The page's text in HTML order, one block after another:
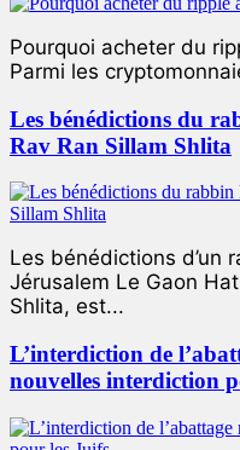
Pourquoi acheter du
Parmi les
Les bénédictions du
Rav Ran Sillam Shlita
Les bénédictions d’un
Jérusalem Le Gaon
Shlita, est...
L’interdiction de
nouvelles interdiction